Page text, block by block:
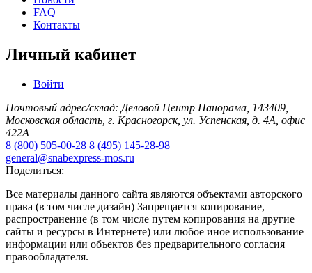
FAQ
Контакты
Личный кабинет
Войти
Почтовый адрес/склад: Деловой Центр Панорама, 143409,
Московская область, г. Красногорск, ул. Успенская, д. 4А, офис
422А
8 (800) 505-00-28 8 (495) 145-28-98
general@snabexpress-mos.ru
Поделиться:
Все материалы данного сайта являются объектами авторского
права (в том числе дизайн) Запрещается копирование,
распространение (в том числе путем копирования на другие
сайты и ресурсы в Интернете) или любое иное использование
информации или объектов без предварительного согласия
правообладателя.